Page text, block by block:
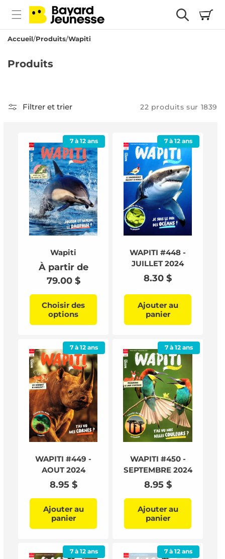
passer
au
contenu
Panier
Accueil Produits Wapiti
C
l
Produits
Filtrer et trier 22 produits sur 1839
7 à 12 ans
Wapiti
Prix
habituel
À partir de
79.00 $
Choisir des
options
7 à 12 ans
WAPITI #448 -
JUILLET 2024
Prix
8.30 $
Ajouter au
panier
7 à 12 ans
WAPITI #449 -
AOUT 2024
Prix
habituel
8.95 $
Ajouter au
panier
7 à 12 ans
WAPITI #450 -
SEPTEMBRE 2024
Prix
habituel
8.95 $
Ajouter au
panier
7 à 12 ans 7 à 12 ans